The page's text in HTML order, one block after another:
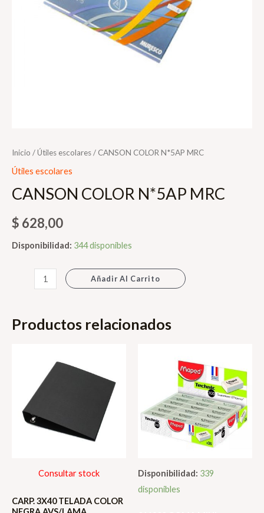
Inicio /Útiles escolares/ CANSON COLOR N*5AP MRC
Útiles escolares
CANSON COLOR N*5AP MRC
$ 628,00
Disponibilidad: 344 disponibles
CANSON
COLOR
MRC
Añadir Al Carrito
Productos relacionados
Consultar stock
CARP. 3X40 TELADA COLOR
Disponibilidad: 339
disponibles